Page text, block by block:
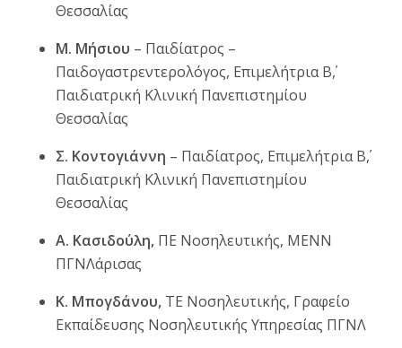
Θεσσαλίας
Μ. Μήσιου – Παιδίατρος –
Παιδογαστρεντερολόγος, Επιμελήτρια Β΄,
Παιδιατρική Κλινική Πανεπιστημίου
Θεσσαλίας
Σ. Κοντογιάννη – Παιδίατρος, Επιμελήτρια Β΄,
Παιδιατρική Κλινική Πανεπιστημίου
Θεσσαλίας
Α. Κασιδούλη, ΠΕ Νοσηλευτικής, ΜΕΝΝ
ΠΓΝΛάρισας
Κ. Μπογδάνου, ΤΕ Νοσηλευτικής, Γραφείο
Εκπαίδευσης Νοσηλευτικής Υπηρεσίας ΠΓΝΛ